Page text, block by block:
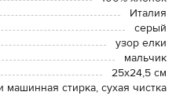
Италия
серый
узор елки
мальчик
25х24,5 см
машинная стирка, сухая чистка